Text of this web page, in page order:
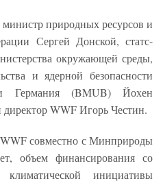
природных ресурсов и
Сергей Донской, статс-
окружающей среды,
и ядерной безопасности
Германия (BMUB) Йохен
директор WWF Игорь Честин.
WWF совместно с Минприроды
объем финансирования со
инициативы